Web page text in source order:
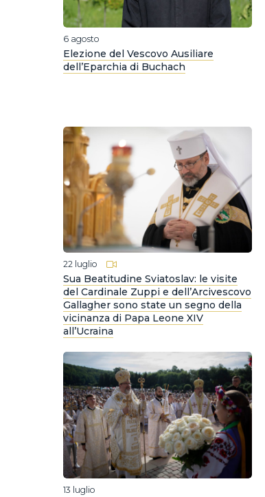
6 agosto
Elezione del Vescovo Ausiliare
dell’Eparchia di Buchach
22 luglio
Sua Beatitudine Sviatoslav: le visite
del Cardinale Zuppi e dell’Arcivescovo
Gallagher sono state un segno della
vicinanza di Papa Leone XIV
all’Ucraina
13 luglio